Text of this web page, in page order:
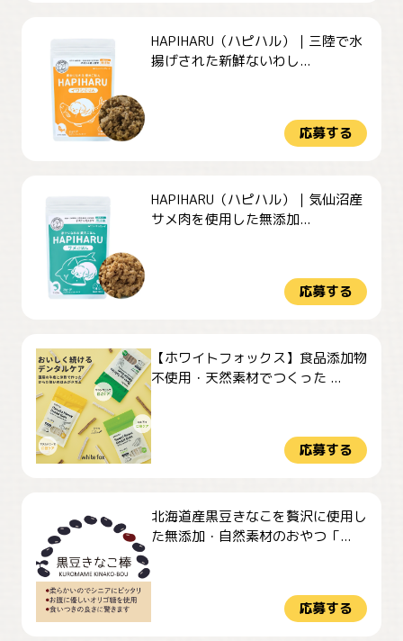
HAPIHARU（ハピハル）｜三陸で水
揚げされた新鮮ないわし...
応募する
HAPIHARU（ハピハル）｜気仙沼産
サメ肉を使用した無添加...
応募する
【ホワイトフォックス】食品添加物
不使用・天然素材でつくった ...
応募する
北海道産黒豆きなこを贅沢に使用し
た無添加・自然素材のおやつ「...
応募する